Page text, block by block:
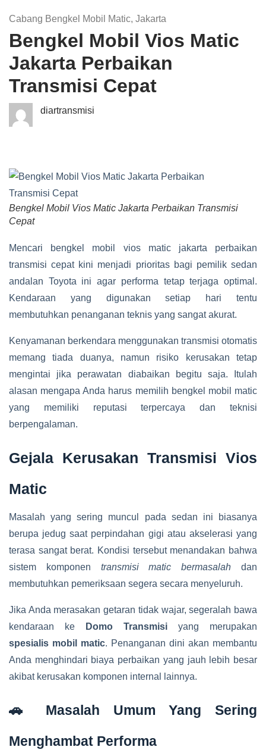
Cabang Bengkel Mobil Matic, Jakarta
Bengkel Mobil Vios Matic
Jakarta Perbaikan
Transmisi Cepat
diartransmisi
Bengkel Mobil Vios Matic Jakarta Perbaikan Transmisi
Cepat
Mencari bengkel mobil vios matic jakarta perbaikan
transmisi cepat kini menjadi prioritas bagi pemilik sedan
andalan Toyota ini agar performa tetap terjaga optimal.
Kendaraan yang digunakan setiap hari tentu
membutuhkan penanganan teknis yang sangat akurat.
Kenyamanan berkendara menggunakan transmisi otomatis
memang tiada duanya, namun risiko kerusakan tetap
mengintai jika perawatan diabaikan begitu saja. Itulah
alasan mengapa Anda harus memilih bengkel mobil matic
yang memiliki reputasi terpercaya dan teknisi
berpengalaman.
Gejala Kerusakan Transmisi Vios
Matic
Masalah yang sering muncul pada sedan ini biasanya
berupa jedug saat perpindahan gigi atau akselerasi yang
terasa sangat berat. Kondisi tersebut menandakan bahwa
sistem komponen transmisi matic bermasalah dan
membutuhkan pemeriksaan segera secara menyeluruh.
Jika Anda merasakan getaran tidak wajar, segeralah bawa
kendaraan ke
Domo Transmisi yang merupakan
spesialis mobil matic. Penanganan dini akan membantu
Anda menghindari biaya perbaikan yang jauh lebih besar
akibat kerusakan komponen internal lainnya.
🚗 Masalah Umum Yang Sering
Menghambat Performa